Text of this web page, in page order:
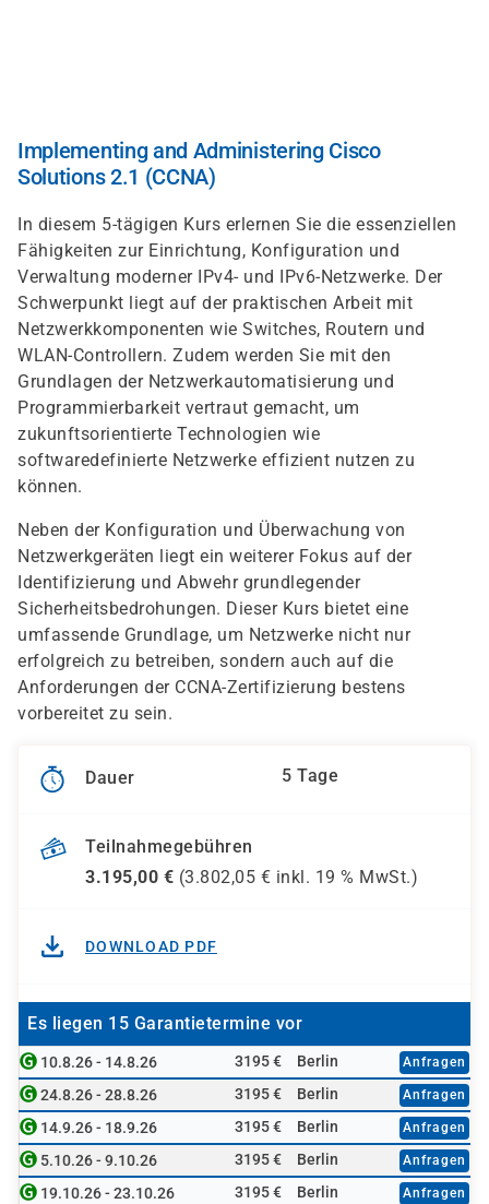
Implementing and Administering Cisco
Solutions 2.1 (CCNA)
In diesem 5-tägigen Kurs erlernen Sie die essenziellen
Fähigkeiten zur Einrichtung, Konfiguration und
Verwaltung moderner IPv4- und IPv6-Netzwerke. Der
Schwerpunkt liegt auf der praktischen Arbeit mit
Netzwerkkomponenten wie Switches, Routern und
WLAN-Controllern. Zudem werden Sie mit den
Grundlagen der Netzwerkautomatisierung und
Programmierbarkeit vertraut gemacht, um
zukunftsorientierte Technologien wie
softwaredefinierte Netzwerke effizient nutzen zu
können.
Neben der Konfiguration und Überwachung von
Netzwerkgeräten liegt ein weiterer Fokus auf der
Identifizierung und Abwehr grundlegender
Sicherheitsbedrohungen. Dieser Kurs bietet eine
umfassende Grundlage, um Netzwerke nicht nur
erfolgreich zu betreiben, sondern auch auf die
Anforderungen der CCNA-Zertifizierung bestens
vorbereitet zu sein.
Dauer 5 Tage
Teilnahmegebühren
3.195,00 € (3.802,05 € inkl. 19 % MwSt.)
DOWNLOAD PDF
Es liegen 15 Garantietermine vor
10.8.26 - 14.8.26 3195 € Berlin Anfragen
24.8.26 - 28.8.26 3195 € Berlin Anfragen
14.9.26 - 18.9.26 3195 € Berlin Anfragen
5.10.26 - 9.10.26 3195 € Berlin Anfragen
19.10.26 - 23.10.26 3195 € Berlin Anfragen